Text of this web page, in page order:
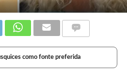
como fonte preferida